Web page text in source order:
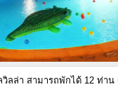
ลล่า สามารถพักได้ 12 ท่าน